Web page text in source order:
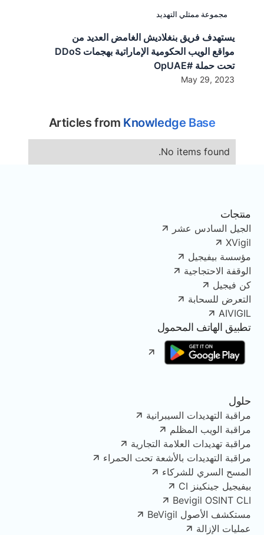
مجموعة ممثلي التهديد
يستهدف فريق بنغلاديش الغامض العديد من
مواقع الويب الحكومية الإماراتية بهجمات DDoS
تحت حملة #OpUAE
May 29, 2023
Articles from Knowledge Base
No items found.
منتجات
الجيل السادس عشر
XVigil
مؤسسة بيفيجيل
الوقفة الاحتجاجية
كن فيجيل
التعرض للسحابة
AIVIGIL
تطبيق الهاتف المحمول
حلول
مراقبة التهديدات السيبرانية
مراقبة الويب المظلم
مراقبة تهديدات العلامة التجارية
مراقبة التهديدات بالأشعة تحت الحمراء
المسح السري للشركاء
بيفيجيل جينكينز CI
Bevigil OSINT CLI
مستكشف الأصول BeVigil
عمليات الإزالة